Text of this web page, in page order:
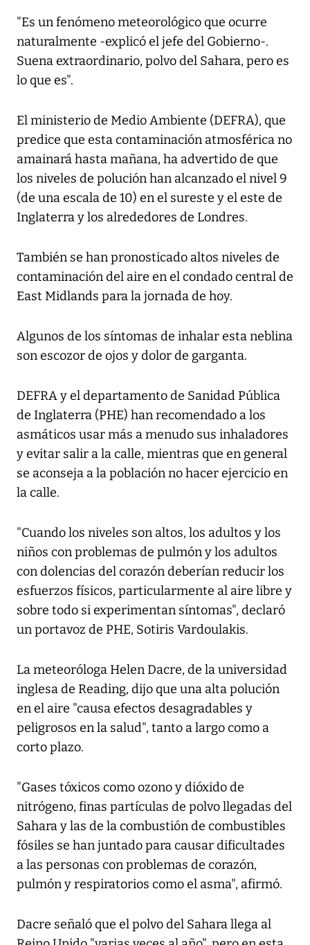
"Es un fenómeno meteorológico que ocurre
naturalmente -explicó el jefe del Gobierno-.
Suena extraordinario, polvo del Sahara, pero es
lo que es".
El ministerio de Medio Ambiente (DEFRA), que
predice que esta contaminación atmosférica no
amainará hasta mañana, ha advertido de que
los niveles de polución han alcanzado el nivel 9
(de una escala de 10) en el sureste y el este de
Inglaterra y los alrededores de Londres.
También se han pronosticado altos niveles de
contaminación del aire en el condado central de
East Midlands para la jornada de hoy.
Algunos de los síntomas de inhalar esta neblina
son escozor de ojos y dolor de garganta.
DEFRA y el departamento de Sanidad Pública
de Inglaterra (PHE) han recomendado a los
asmáticos usar más a menudo sus inhaladores
y evitar salir a la calle, mientras que en general
se aconseja a la población no hacer ejercicio en
la calle.
"Cuando los niveles son altos, los adultos y los
niños con problemas de pulmón y los adultos
con dolencias del corazón deberían reducir los
esfuerzos físicos, particularmente al aire libre y
sobre todo si experimentan síntomas", declaró
un portavoz de PHE, Sotiris Vardoulakis.
La meteoróloga Helen Dacre, de la universidad
inglesa de Reading, dijo que una alta polución
en el aire "causa efectos desagradables y
peligrosos en la salud", tanto a largo como a
corto plazo.
"Gases tóxicos como ozono y dióxido de
nitrógeno, finas partículas de polvo llegadas del
Sahara y las de la combustión de combustibles
fósiles se han juntado para causar dificultades
a las personas con problemas de corazón,
pulmón y respiratorios como el asma", afirmó.
Dacre señaló que el polvo del Sahara llega al